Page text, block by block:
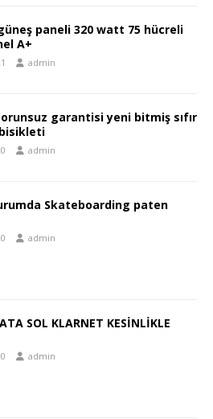
paneli 320 watt 75 hücreli
A+
admin
garantisi yeni bitmiş sıfır
admin
Skateboarding paten
admin
SOL KLARNET KESİNLİKLE
admin